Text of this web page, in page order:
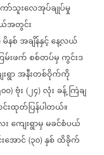
ာ်သူးလေအုပ်ချုပ်မှု
အတွင်း
မိနစ်အချိန်နှင့်နေ့လယ်
းဖက်စစ်တပ်မှကွင်းဒ
ရွာအနီးတစ်ဝိုက်ကို
၀) ဗုံး (၂၄) လုံးခန့်ကြဲချ
းထုတ်ပြန်ပါတယ်။
းကျေးရွာမှမခင်စံပယ်
အောင် (၃၀) နှစ်ထိခိုက်